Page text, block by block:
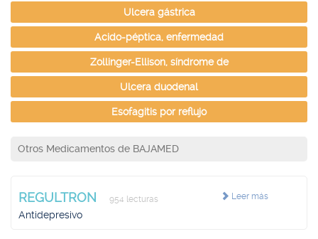
Ulcera gástrica
Acido-péptica, enfermedad
Zollinger-Ellison, síndrome de
Ulcera duodenal
Esofagitis por reflujo
Otros Medicamentos de BAJAMED
Leer más
REGULTRON 954 lecturas
Antidepresivo